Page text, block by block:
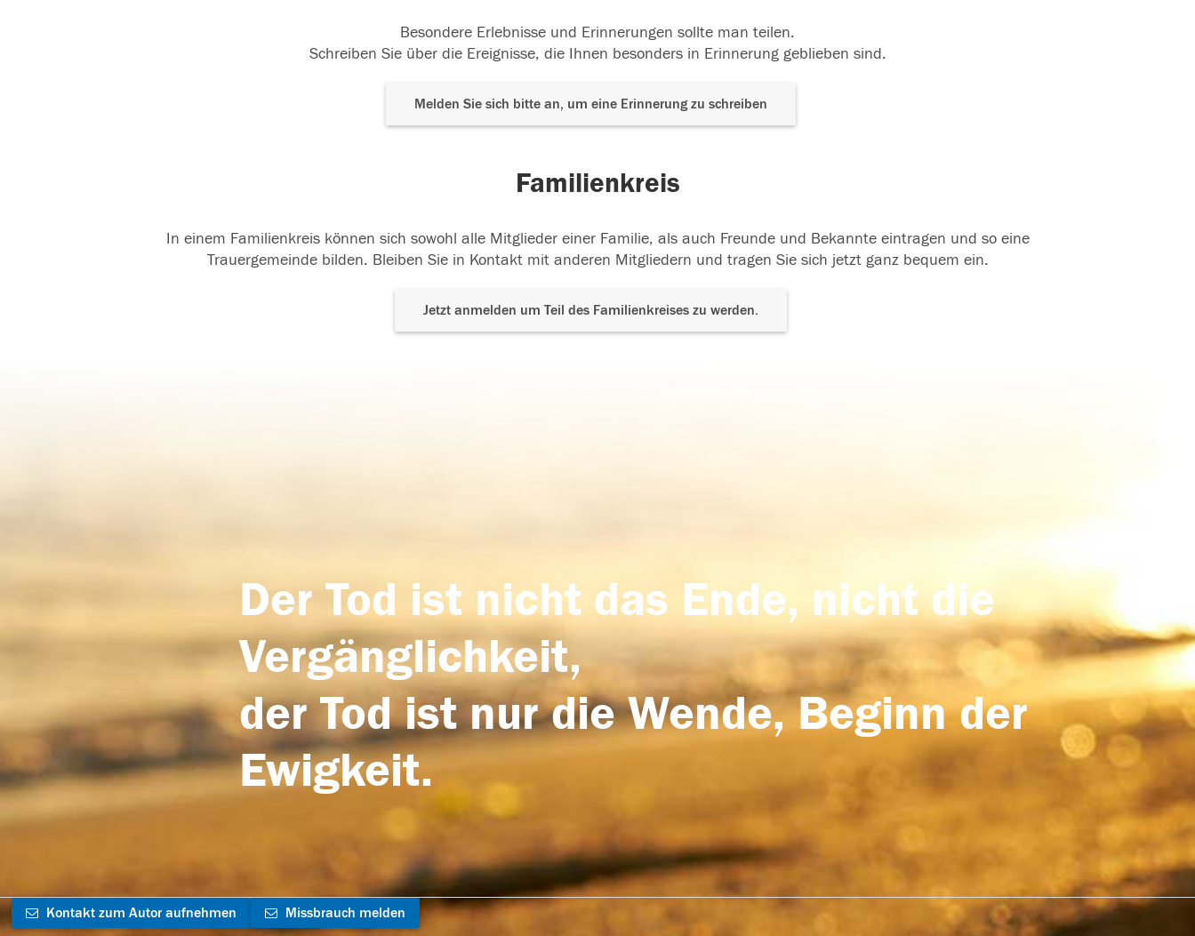
Besondere Erlebnisse und Erinnerungen sollte man teilen.
Schreiben Sie über die Ereignisse, die Ihnen besonders in Erinnerung geblieben sind.
Melden Sie sich bitte an, um eine Erinnerung zu schreiben
Familienkreis
In einem Familienkreis können sich sowohl alle Mitglieder einer Familie, als auch Freunde und Bekannte eintragen und so eine
Trauergemeinde bilden. Bleiben Sie in Kontakt mit anderen Mitgliedern und tragen Sie sich jetzt ganz bequem ein.
Jetzt anmelden um Teil des Familienkreises zu werden.
Der Tod ist nicht das Ende, nicht die
Vergänglichkeit,
der Tod ist nur die Wende, Beginn der
Ewigkeit.
Kontakt zum Autor aufnehmen Missbrauch melden